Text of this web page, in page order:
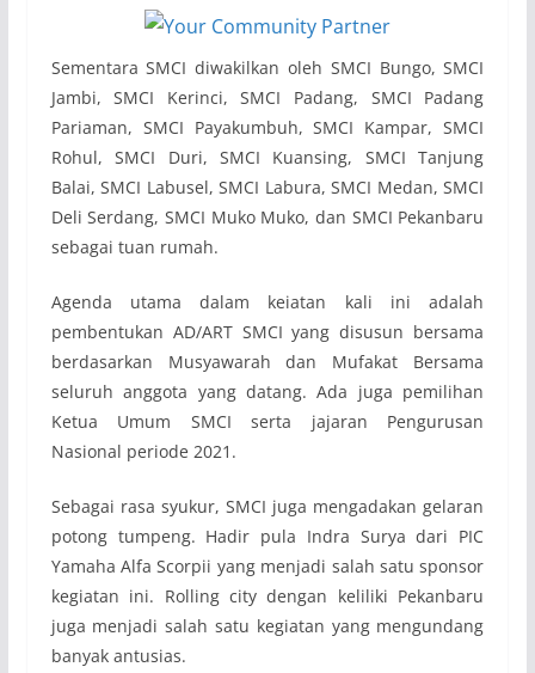
Sementara SMCI diwakilkan oleh SMCI Bungo, SMCI
Jambi, SMCI Kerinci, SMCI Padang, SMCI Padang
Pariaman, SMCI Payakumbuh, SMCI Kampar, SMCI
Rohul, SMCI Duri, SMCI Kuansing, SMCI Tanjung
Balai, SMCI Labusel, SMCI Labura, SMCI Medan, SMCI
Deli Serdang, SMCI Muko Muko, dan SMCI Pekanbaru
sebagai tuan rumah.
Agenda utama dalam keiatan kali ini adalah
pembentukan AD/ART SMCI yang disusun bersama
berdasarkan Musyawarah dan Mufakat Bersama
seluruh anggota yang datang. Ada juga pemilihan
Ketua Umum SMCI serta jajaran Pengurusan
Nasional periode 2021.
Sebagai rasa syukur, SMCI juga mengadakan gelaran
potong tumpeng. Hadir pula Indra Surya dari PIC
Yamaha Alfa Scorpii yang menjadi salah satu sponsor
kegiatan ini. Rolling city dengan keliliki Pekanbaru
juga menjadi salah satu kegiatan yang mengundang
banyak antusias.